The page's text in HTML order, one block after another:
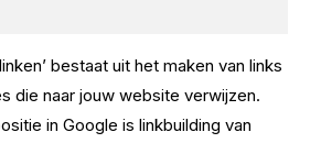
bestaat uit het maken van links
die naar jouw website verwijzen.
in Google is linkbuilding van